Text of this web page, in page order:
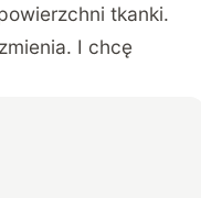
tkanki.
I chcę